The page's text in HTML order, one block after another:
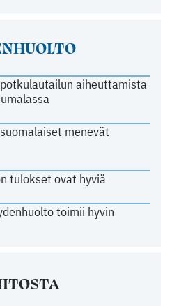
aiheuttamista
menevät
tulokset ovat hyviä
toimii hyvin